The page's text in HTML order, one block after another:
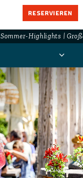
RESERVIEREN
Sommer-Highlights |